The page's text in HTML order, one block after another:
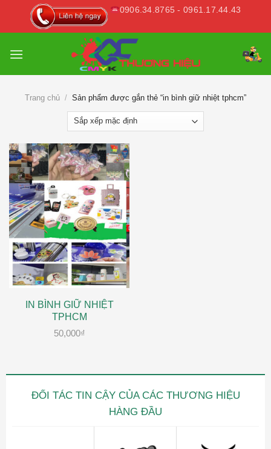
0906.34.8765 - 0961.17.44.43
Trang chủ / Sản phẩm được gắn thẻ “in bình giữ nhiệt tphcm”
IN BÌNH GIỮ NHIỆT
TPHCM
50,000₫
ĐỐI TÁC TIN CẬY CỦA CÁC THƯƠNG HIỆU
HÀNG ĐẦU